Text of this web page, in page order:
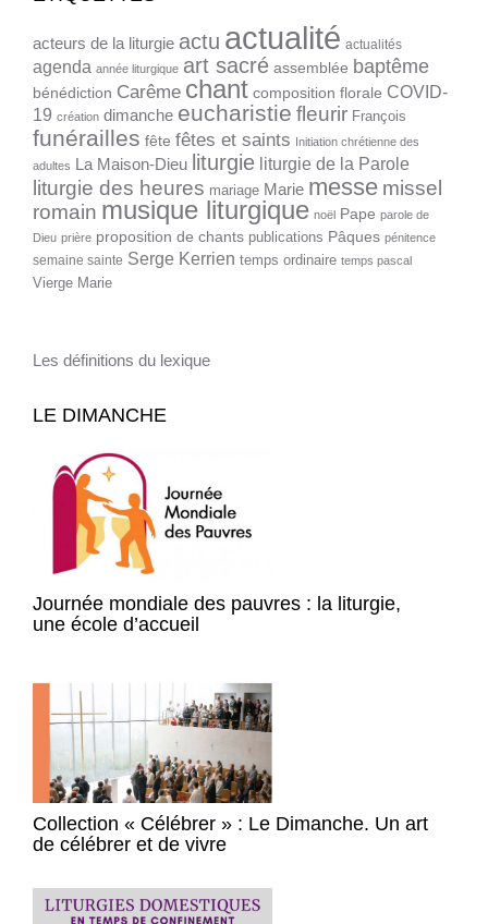
acteurs de la liturgie actu actualité actualités
agenda année liturgique art sacré assemblée baptême
bénédiction Carême chant composition florale COVID-
19 création dimanche eucharistie fleurir François
funérailles fête fêtes et saints
Initiation chrétienne des
adultes La Maison-Dieu liturgie liturgie de la Parole
liturgie des heures mariage Marie messe missel
romain musique liturgique noël Pape parole de
Dieu prière proposition de chants publications Pâques pénitence
semaine sainte Serge Kerrien temps ordinaire temps pascal
Vierge Marie
Les définitions du lexique
LE DIMANCHE
Journée mondiale des pauvres : la liturgie,
une école d’accueil
Collection « Célébrer » : Le Dimanche. Un art
de célébrer et de vivre